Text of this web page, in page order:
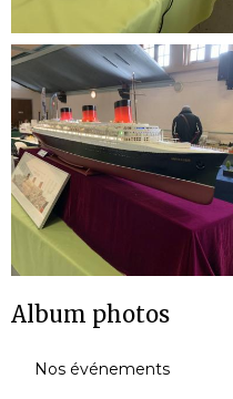
Album photos
Nos événements